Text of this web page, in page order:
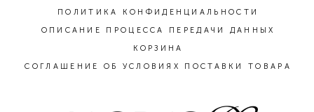
ПОЛИТИКА КОНФИДЕНЦИАЛЬНОСТИ
ОПИСАНИЕ ПРОЦЕССА ПЕРЕДАЧИ ДАННЫХ
КОРЗИНА
СОГЛАШЕНИЕ ОБ УСЛОВИЯХ ПОСТАВКИ ТОВАРА